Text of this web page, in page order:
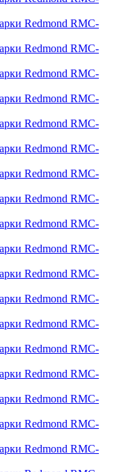
Redmond RMC-
Redmond RMC-
Redmond RMC-
Redmond RMC-
Redmond RMC-
Redmond RMC-
Redmond RMC-
Redmond RMC-
Redmond RMC-
Redmond RMC-
Redmond RMC-
Redmond RMC-
Redmond RMC-
Redmond RMC-
Redmond RMC-
Redmond RMC-
Redmond RMC-
Redmond RMC-